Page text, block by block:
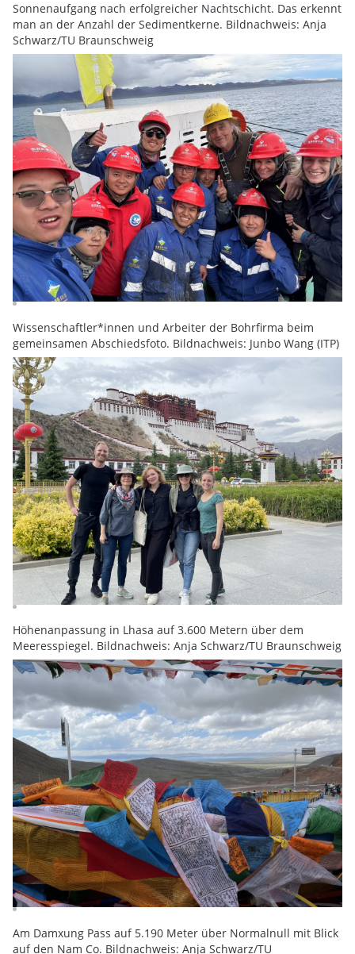
Sonnenaufgang nach erfolgreicher Nachtschicht. Das erkennt
man an der Anzahl der Sedimentkerne. Bildnachweis: Anja
Schwarz/TU Braunschweig
Wissenschaftler*innen und Arbeiter der Bohrfirma beim
gemeinsamen Abschiedsfoto. Bildnachweis: Junbo Wang (ITP)
Höhenanpassung in Lhasa auf 3.600 Metern über dem
Meeresspiegel. Bildnachweis: Anja Schwarz/TU Braunschweig
Am Damxung Pass auf 5.190 Meter über Normalnull mit Blick
auf den Nam Co. Bildnachweis: Anja Schwarz/TU